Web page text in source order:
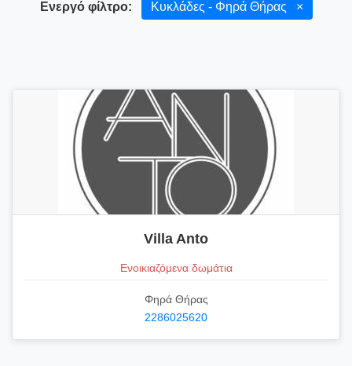
Ενεργό φίλτρο: Κυκλάδες - Φηρά Θήρας ×
Villa Anto
Ενοικιαζόμενα δωμάτια
Φηρά Θήρας
2286025620